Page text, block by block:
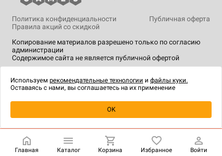
Уведомить о наличии
Копирование материалов разрешено только по согласию
администрации
Содержимое сайта не является публичной офертой
Политика конфиденциальности
Публичная оферта
Правила акций со скидкой
технологии.
Главная Каталог Корзина Избранное Войти
Используем рекомендательные технологии и файлы куки.
Оставаясь с нами, вы соглашаетесь на их применение
OK